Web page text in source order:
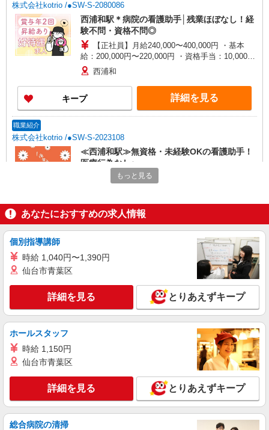
株式会社kotrio /●SW-S-2080086
西浦和駅＊病院の看護助手│残業ほぼなし！経
験不問・資格不問◎
【正社員】月給240,000〜400,000円 ・基本
給：200,000円〜220,000円 ・資格手当：10,000〜
30,000円 ・役職手当：10,000〜70,000円 ・処遇改
善手当：20,000〜60,000円（勤続年数、保有資格
により変動） ・固定残業手当：20,000円（10時
間） ※固定残業時間を超過する場合には超過勤務
手当として別途支給 ・夜勤手当：10,000円/1回
歓迎 ・認知症介護基礎研修 ・初任者研修 ・実務
者研修 ・介護福祉士 など
西浦和
キープ 詳細を見る
職業紹介
株式会社kotrio /●SW-S-2023108
≪西浦和駅≫無資格・未経験OKの看護助手！
医療行為なし♪
【正社員】月給240,000〜400,000円 ・基本
善手当：20,000〜60,000円（勤続年数、保有資格
により変動） ・固定残業手当：20,000円（10時
間） ※固定残業時間を超過する場合には超過勤務
手当として別途支給 ・夜勤手当：10,000円/1回
（上記給与とは別に支給） 下記資格をお持ちの方
歓迎 ・認知症介護基礎研修 ・初任者研修 ・実務
西浦和
キープ 詳細を見る
派遣社員
株式会社kotrio /●SI-H-2076436
＜高時給＞西浦和駅近くの病院で安定した働き
方を★看護助手♪
時給1600円〜2250円 ＜日払い有/週払い有/交
通費全支給(ガソリン代含む)＞
キープ 詳細を見る
株式会社kotrio /●SW-S-1744639
西浦和駅≫高級シニアマンションの看護職員募
もっと見る
あなたにおすすめの求人情報
個別指導講師
時給 1,040円〜1,390円
仙台市青葉区
詳細を見る とりあえずキープ
ホールスタッフ
時給 1,150円
仙台市青葉区
詳細を見る とりあえずキープ
総合病院の清掃